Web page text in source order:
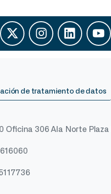
de tratamiento de datos
Oficina 306 Ala Norte